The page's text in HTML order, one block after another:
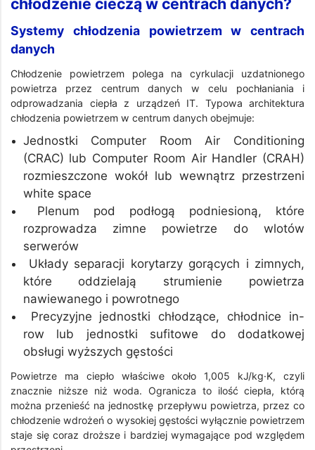
Systemy chłodzenia powietrzem w centrach
danych
Chłodzenie powietrzem polega na cyrkulacji uzdatnionego
powietrza przez centrum danych w celu pochłaniania i
odprowadzania ciepła z urządzeń IT. Typowa architektura
chłodzenia powietrzem w centrum danych obejmuje:
Jednostki Computer Room Air Conditioning
(CRAC) lub Computer Room Air Handler (CRAH)
rozmieszczone wokół lub wewnątrz przestrzeni
white space
Plenum pod podłogą podniesioną, które
rozprowadza zimne powietrze do wlotów
serwerów
Układy separacji korytarzy gorących i zimnych,
które oddzielają strumienie powietrza
nawiewanego i powrotnego
Precyzyjne jednostki chłodzące, chłodnice in-
row lub jednostki sufitowe do dodatkowej
obsługi wyższych gęstości
Powietrze ma ciepło właściwe około 1,005 kJ/kg·K, czyli
znacznie niższe niż woda. Ogranicza to ilość ciepła, którą
można przenieść na jednostkę przepływu powietrza, przez co
chłodzenie wdrożeń o wysokiej gęstości wyłącznie powietrzem
staje się coraz droższe i bardziej wymagające pod względem